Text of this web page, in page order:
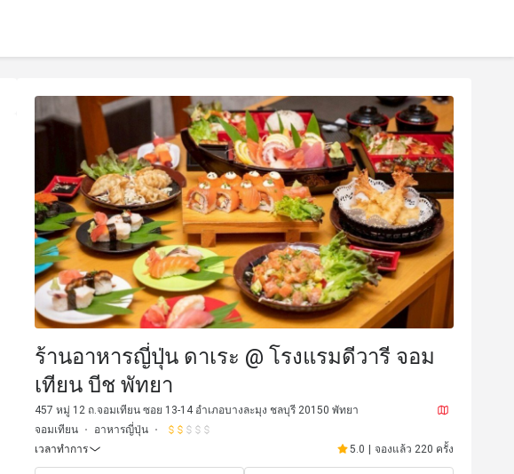
ร้านอาหารญี่ปุ่น ดาเระ @ โรงแรมดีวารี จอม
เทียน บีช พัทยา
457 หมู่ 12 ถ.จอมเทียน ซอย 13-14 อำเภอบางละมุง ชลบุรี 20150 พัทยา
จอมเทียน
อาหารญี่ปุ่น
เวลาทำการ
5.0 จองแล้ว 220 ครั้ง